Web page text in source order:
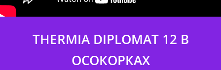
THERMIA DIPLOMAT 12 В
ОСОКОРКАХ